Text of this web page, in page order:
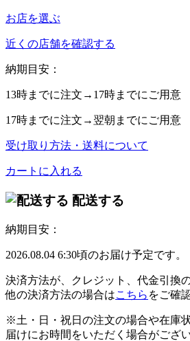
お店を選ぶ
近くの店舗を確認する
納期目安：
13時までに注文→ 17時までにご用意
17時までに注文→ 翌朝 までにご用意
受け取り方法・送料について
カートに入れる
配送する
納期目安：
2026.08.04 6:30頃のお届け予定です。
決済方法が、クレジット、代金引換
他の決済方法の場合はこちら をご確
※土・日・祝日の注文の場合や在庫
届けにお時間をいただく場合がござい